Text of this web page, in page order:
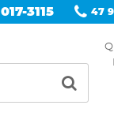
017-3115 47 9